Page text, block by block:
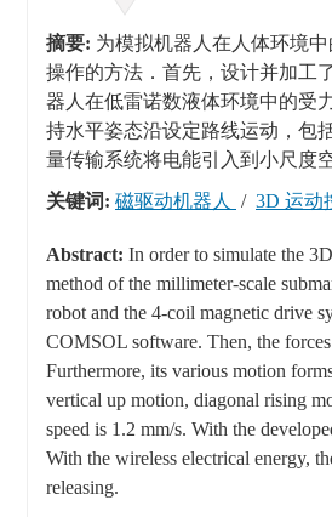
摘要: 为模拟机器人在人体环境
操作的方法．首先，设计并加工
器人在低雷诺数液体环境中的受
持水平姿态沿设定路线运动，包
量传输系统将电能引入到小尺度
关键词: 磁驱动机器人 / 3D 运动
Abstract: In order to simulate the
method of the millimeter-scale
robot and the 4-coil magnetic drive
COMSOL software. Then, the
Furthermore, its various motion
vertical up motion, diagonal rising
speed is 1.2 mm/s. With the
With the wireless electrical energy,
releasing.